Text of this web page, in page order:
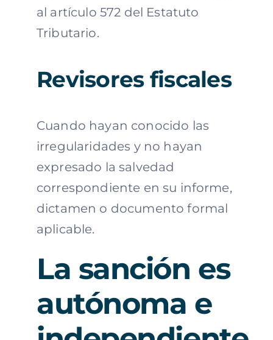
al artículo 572 del Estatuto
Tributario.
Revisores fiscales
Cuando hayan conocido las
irregularidades y no hayan
expresado la salvedad
correspondiente en su informe,
dictamen o documento formal
aplicable.
La sanción es
autónoma e